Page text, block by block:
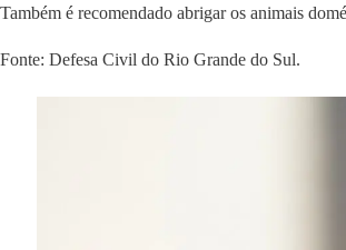
Também é recomendado abrigar os animais
Fonte: Defesa Civil do Rio Grande do Sul.